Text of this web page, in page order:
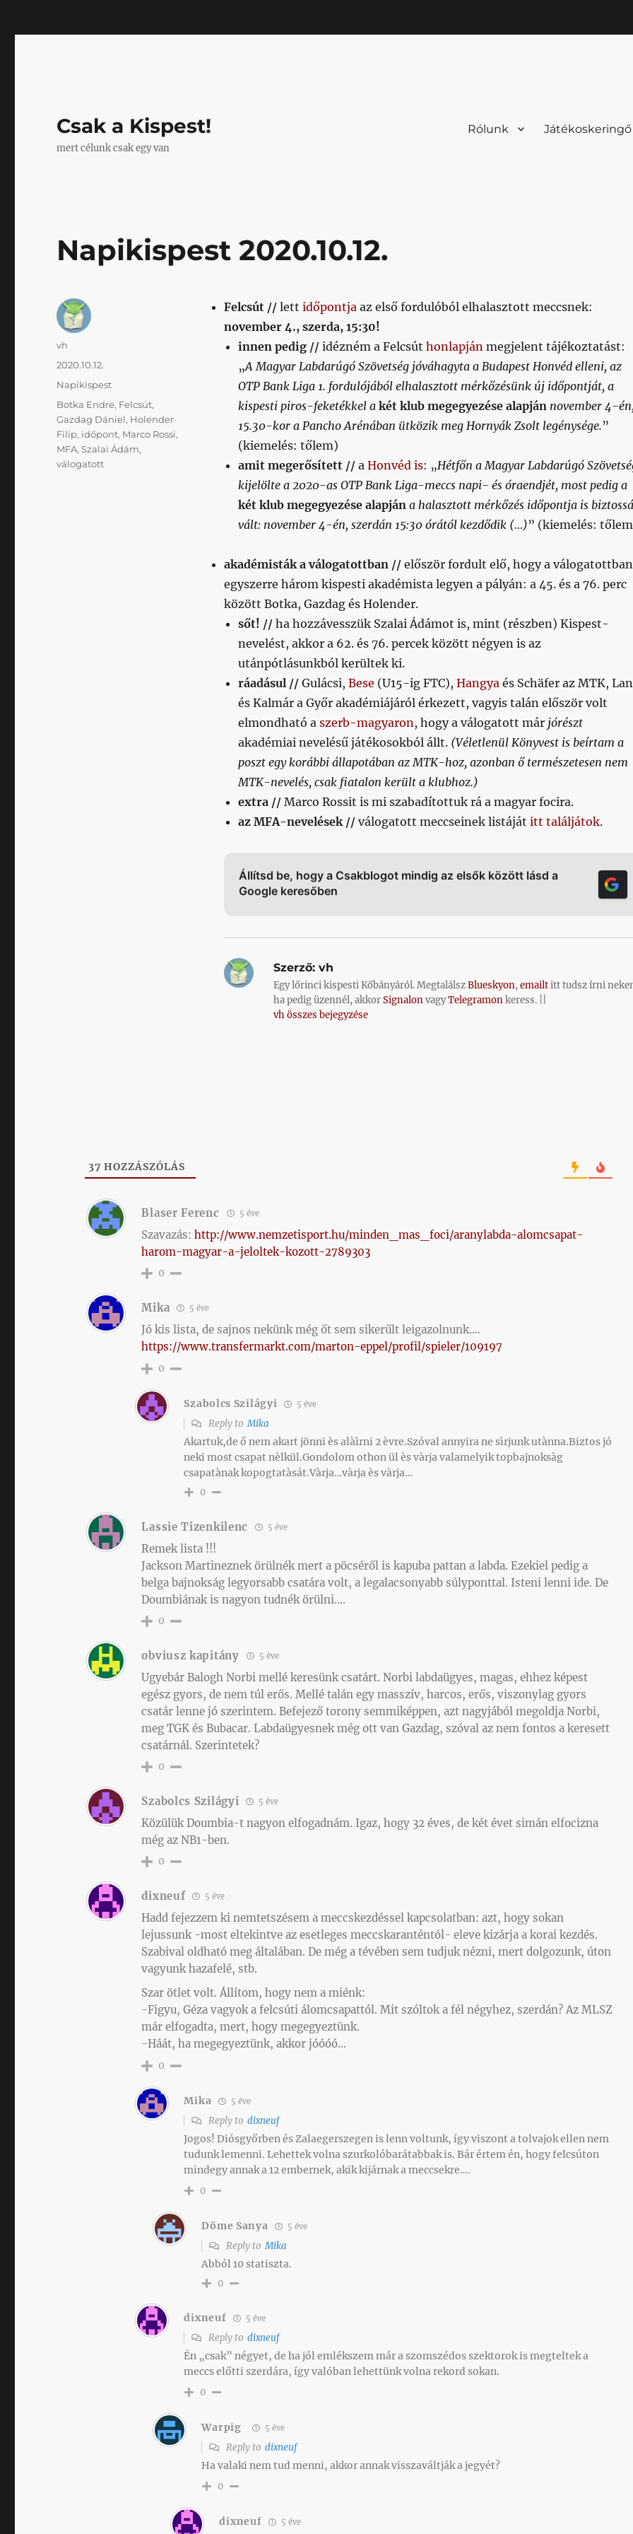
Csak a Kispest!
mert célunk csak egy van
Rólunk Játékoskeringő
Napikispest 2020.10.12.
Felcsút // lett időpontjaaz első fordulóból elhalasztott meccsnek:
november 4., szerda, 15:30!
innen pedig //idézném a Felcsút honlapjánmegjelent tájékoztatást:
„A Magyar Labdarúgó Szövetség jóváhagyta a Budapest Honvéd elleni, az
OTP Bank Liga 1. fordulójából elhalasztott mérkőzésünk új időpontját, a
kispesti piros-feketékkel a két klub megegyezése alapjánnovember 4-
15.30-kor a Pancho Arénában ütközik meg Hornyák Zsolt legénysége.”
(kiemelés: tőlem)
amit megerősített //a Honvéd is: „Hétfőn a Magyar Labdarúgó
kijelölte a 2020-as OTP Bank Liga-meccs napi- és óraendjét, most pedig a
két klub megegyezése alapjána halasztott mérkőzés időpontja is biztossá
vált: november 4-én, szerdán 15:30 órától kezdődik (…)” (kiemelés:
akadémisták a válogatottban //először fordult elő, hogy a válogatottban
egyszerre három kispesti akadémista legyen a pályán: a 45. és a 76. perc
között Botka, Gazdag és Holender.
sőt! // ha hozzávesszük Szalai Ádámot is, mint (részben) Kispest-
nevelést, akkor a 62. és 76. percek között négyen is az
utánpótlásunkból kerültek ki.
ráadásul //Gulácsi, Bese (U15-ig FTC), Hangyaés Schäfer az MTK,
és Kalmár a Győr akadémiájáról érkezett, vagyis talán először volt
elmondható a szerb-magyaron, hogy a válogatott már jórészt
akadémiai nevelésű játékosokból állt. (Véletlenül Könyvest is beírtam a
poszt egy korábbi állapotában az MTK-hoz, azonban ő természetesen nem
MTK-nevelés, csak fiatalon került a klubhoz.)
extra //Marco Rossit is mi szabadítottuk rá a magyar focira.
az MFA-nevelések //válogatott meccseinek listáját itt találjátok.
Állítsd be, hogy a Csakblogot mindig az elsők között lásd a
Google keresőben
Szerző:vh
Egy lőrinci kispesti Kőbányáról. MegtalálszBlueskyon,emailtitt tudsz írni
ha pedig üzennél, akkorSignalonvagyTelegramonkeress. ||
vh összes bejegyzése
Szerző
vh
Közzétéve
2020.10.12.
Kategória
Napikispest
Címke
Botka Endre, Felcsút,
Gazdag Dániel, Holender
Filip, időpont, Marco Rossi,
MFA,Szalai Ádám,
válogatott
37 HOZZÁSZÓLÁS
Blaser Ferenc 5 éve
Szavazás:http://www.nemzetisport.hu/minden_mas_foci/aranylabda-alomcsapat-
harom-magyar-a-jeloltek-kozott-2789303
0
Mika 5 éve
Jó kis lista, de sajnos nekünk még őt sem sikerűlt leigazolnunk….
https://www.transfermarkt.com/marton-eppel/profil/spieler/109197
0
Szabolcs Szilágyi 5 éve
Reply toMika
Akartuk,de ő nem akart jönni ès alàìrni 2 èvre.Szóval annyira ne sìrjunk utànna.Biztos jó
neki most csapat nèlkül.Gondolom othon ül ès vàrja valamelyik topbajnoksàg
csapatànak kopogtatàsát.Vàrja…vàrja ès vàrja…
0
Lassie Tizenkilenc 5 éve
Remek lista !!!
Jackson Martineznek örülnék mert a pöcséről is kapuba pattan a labda. Ezekiel pedig a
belga bajnokság legyorsabb csatára volt, a legalacsonyabb súlyponttal. Isteni lenni ide. De
Doumbiának is nagyon tudnék örülni….
0
obviusz kapitány 5 éve
Ugyebár Balogh Norbi mellé keresünk csatárt. Norbi labdaügyes, magas, ehhez képest
egész gyors, de nem túl erős. Mellé talán egy masszív, harcos, erős, viszonylag gyors
csatár lenne jó szerintem. Befejező torony semmiképpen, azt nagyjából megoldja Norbi,
meg TGK és Bubacar. Labdaügyesnek még ott van Gazdag, szóval az nem fontos a keresett
csatárnál. Szerintetek?
0
Szabolcs Szilágyi 5 éve
Közülük Doumbia-t nagyon elfogadnám. Igaz, hogy 32 éves, de két évet simán elfocizna
még az NB1-ben.
0
dixneuf 5 éve
Hadd fejezzem ki nemtetszésem a meccskezdéssel kapcsolatban: azt, hogy sokan
lejussunk -most eltekintve az esetleges meccskaranténtól- eleve kizárja a korai kezdés.
Szabival oldható meg általában. De még a tévében sem tudjuk nézni, mert dolgozunk, úton
vagyunk hazafelé, stb.
Szar ötlet volt. Állítom, hogy nem a miénk:
-Figyu, Géza vagyok a felcsúti álomcsapattól. Mit szóltok a fél négyhez, szerdán? Az MLSZ
már elfogadta, mert, hogy megegyeztünk.
-Háát, ha megegyeztünk, akkor jóóóó…
0
Mika 5 éve
Reply todixneuf
Jogos! Diósgyőrben és Zalaegerszegen is lenn voltunk, így viszont a tolvajok ellen nem
tudunk lemenni. Lehettek volna szurkolóbarátabbak is. Bár értem én, hogy felcsúton
mindegy annak a 12 embernek, akik kijárnak a meccsekre….
0
Döme Sanya 5 éve
Reply toMika
Abból 10 statiszta.
0
dixneuf 5 éve
Reply todixneuf
Én „csak” négyet, de ha jól emlékszem már a szomszédos szektorok is megteltek a
meccs előtti szerdára, így valóban lehettünk volna rekord sokan.
0
Warpig 5 éve
Reply todixneuf
Ha valaki nem tud menni, akkor annak visszaváltják a jegyét?
0
dixneuf 5 éve